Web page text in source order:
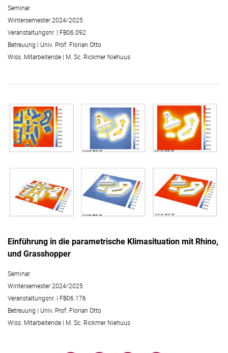
Seminar
Wintersemester 2024/2025
Veranstaltungsnr. | FB06.092
Betreuung | Univ. Prof. Florian Otto
Wiss. Mitarbeitende | M. Sc. Rickmer Niehuus
Einführung in die parametrische Klimasituation mit Rhino,
und Grasshopper
Seminar
Wintersemester 2024/2025
Veranstaltungsnr. | FB06.176
Betreuung | Univ. Prof. Florian Otto
Wiss. Mitarbeitende | M. Sc. Rickmer Niehuus